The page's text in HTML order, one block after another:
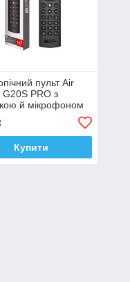
пульт Air
PRO з
й мікрофоном
Купити